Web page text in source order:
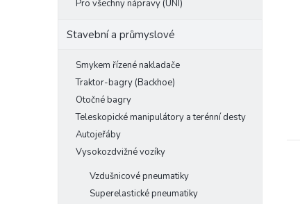
Pro všechny nápravy (UNI)
Stavební a průmyslové
Smykem řízené nakladače
Traktor-bagry (Backhoe)
Otočné bagry
Teleskopické manipulátory a terénní desty
Autojeřáby
Vysokozdvižné vozíky
Vzdušnicové pneumatiky
Superelastické pneumatiky